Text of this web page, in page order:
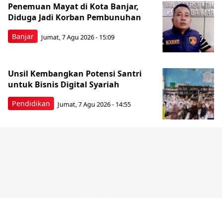
Banjar
Penemuan Mayat di Kota Banjar,
Diduga Jadi Korban Pembunuhan
Jumat, 7 Agu 2026 - 15:09
Pendidikan
Unsil Kembangkan Potensi Santri
untuk Bisnis Digital Syariah
Jumat, 7 Agu 2026 - 14:55